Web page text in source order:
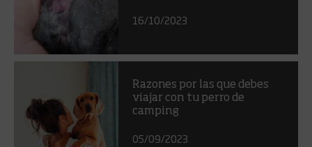
16/10/2023
Razones por las que debes
viajar con tu perro de
camping
05/09/2023